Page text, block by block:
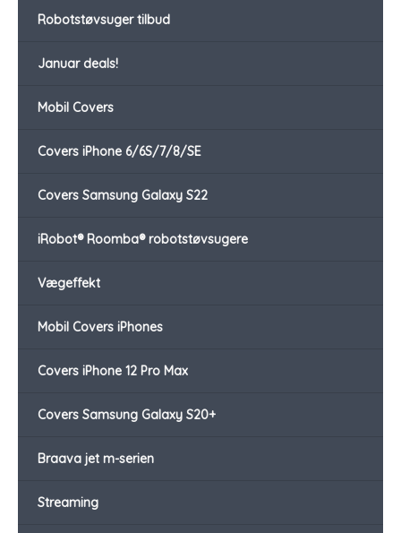
Robotstøvsuger tilbud
Januar deals!
Mobil Covers
Covers iPhone 6/6S/7/8/SE
Covers Samsung Galaxy S22
iRobot® Roomba® robotstøvsugere
Vægeffekt
Mobil Covers iPhones
Covers iPhone 12 Pro Max
Covers Samsung Galaxy S20+
Braava jet m-serien
Streaming